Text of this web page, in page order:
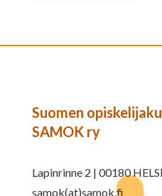
Suomen
SAMOK ry
Lapinrinne 2 | 00180
samok(at)samok.fi